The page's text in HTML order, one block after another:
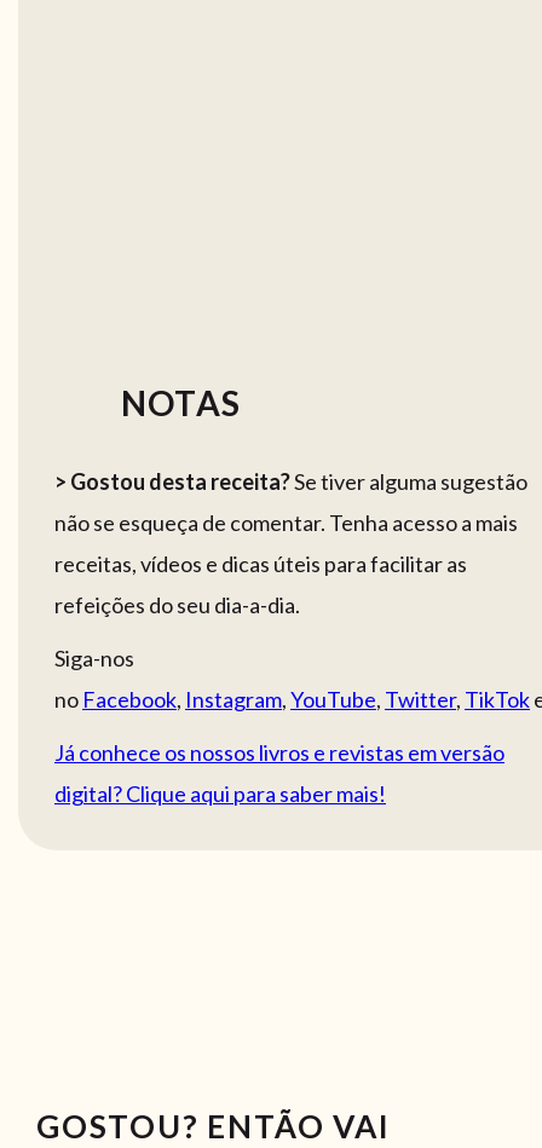
NOTAS
> Gostou desta receita?Se tiver alguma sugestão
não se esqueça de comentar. Tenha acesso a mais
receitas, vídeos e dicas úteis para facilitar as
refeições do seu dia-a-dia.
Siga-nos
no Facebook, Instagram,YouTube, Twitter, TikTok
Já conhece os nossos livros e revistas em versão
digital? Clique aqui para saber mais!
GOSTOU? ENTÃO VAI